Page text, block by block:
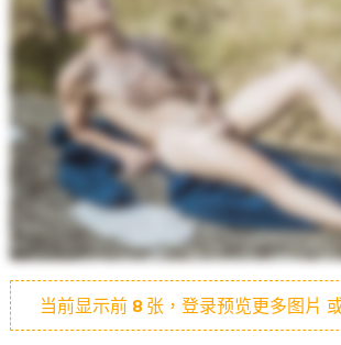
当前显示前 8张，登录预览更多图片